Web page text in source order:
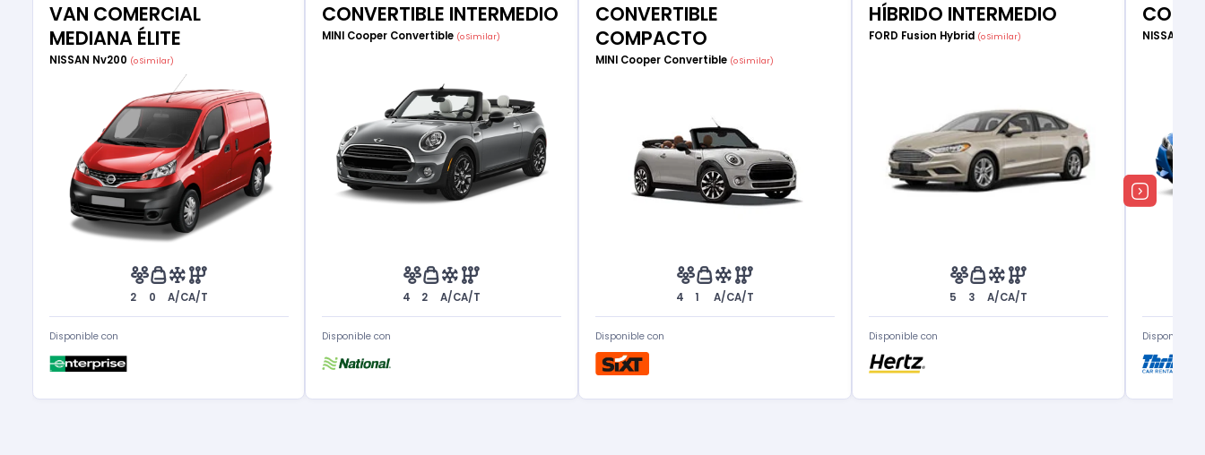
VAN COMERCIAL
MEDIANA ÉLITE
NISSAN Nv200 (o Similar)
2 0 A/CA/T
Disponible con
CONVERTIBLE INTERMEDIO
MINI Cooper Convertible (o Similar)
4 2 A/CA/T
Disponible con
CONVERTIBLE
COMPACTO
MINI Cooper Convertible (o Similar)
4 1 A/CA/T
Disponible con
HÍBRIDO INTERMEDIO
FORD Fusion Hybrid (o Similar)
5 3 A/CA/T
Disponible con
NISSAN
Disponible